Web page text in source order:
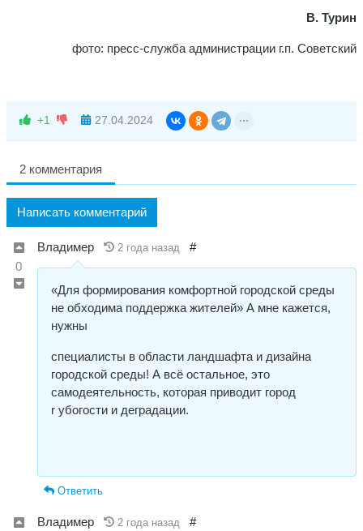
В. Турин
фото: пресс-служба администрации г.п. Советский
+1 27.04.2024
2 комментария
Написать комментарий
0
Владимер 2 года назад #
«Для формирования комфортной городской среды
не обходима поддержка жителей» А мне кажется,
нужны
специалисты в области ландшафта и дизайна
городской среды! А всё остальное, это
самодеятельность, которая приводит город
r убогости и деградации.
Ответить
Владимер 2 года назад #